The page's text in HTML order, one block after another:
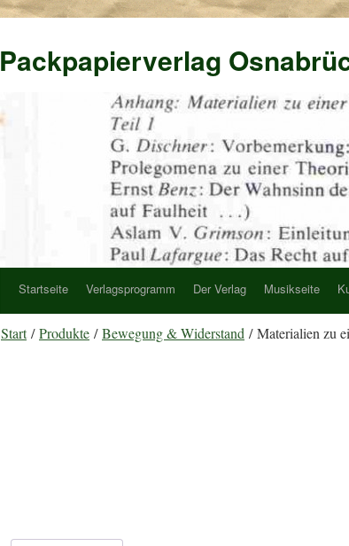
Packpapierverlag
Startseite Verlagsprogramm Der Verlag Musikseite
Start/Produkte /Bewegung & Widerstand / Materialien zu